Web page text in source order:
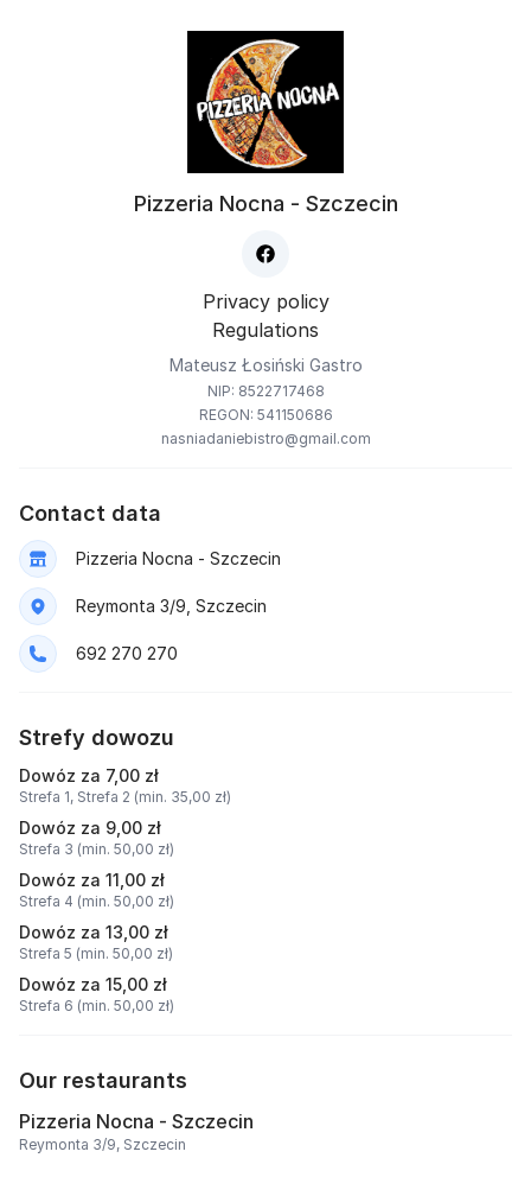
Pizzeria Nocna - Szczecin
Privacy policy
Regulations
Mateusz Łosiński Gastro
NIP: 8522717468
REGON: 541150686
nasniadaniebistro@gmail.com
Contact data
Pizzeria Nocna - Szczecin
Reymonta 3/9, Szczecin
692 270 270
Strefy dowozu
Dowóz za 7,00 zł
Strefa 1, Strefa 2 (min. 35,00 zł)
Dowóz za 9,00 zł
Strefa 3 (min. 50,00 zł)
Dowóz za 11,00 zł
Strefa 4 (min. 50,00 zł)
Dowóz za 13,00 zł
Strefa 5 (min. 50,00 zł)
Dowóz za 15,00 zł
Strefa 6 (min. 50,00 zł)
Our restaurants
Pizzeria Nocna - Szczecin
Reymonta 3/9, Szczecin